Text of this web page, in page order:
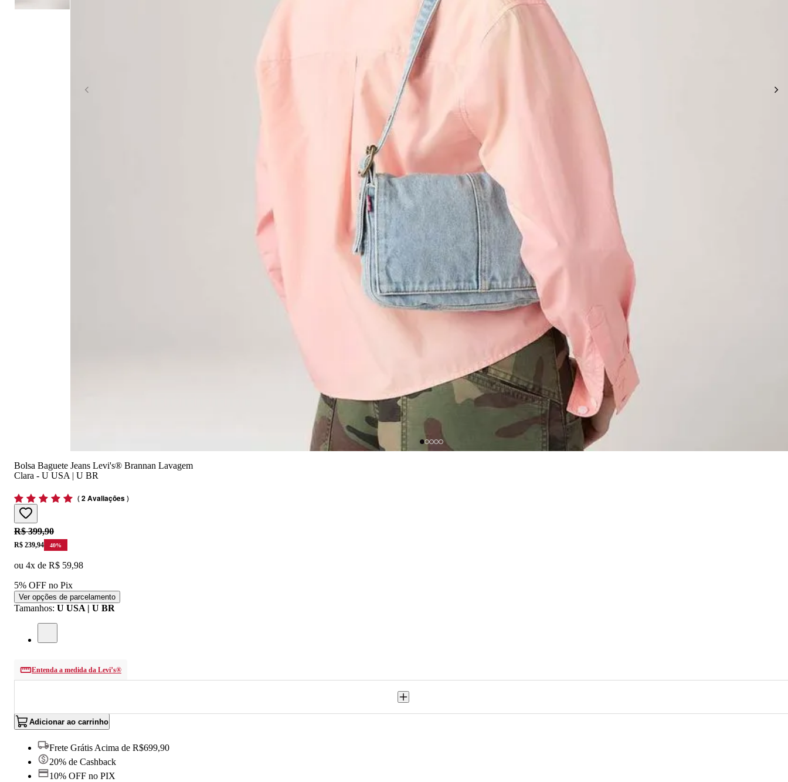
Bolsa Baguete Jeans Levi's® Brannan Lavagem
Clara - U USA | U BR
(2 Avaliações)
Original price:
R$ 399,90
Price:
R$ 239,94 40%
ou 4x de R$ 59,98
5% OFF no Pix
Ver opções de parcelamento
Tamanhos: U USA | U BR
Entenda a medida da Levi’s®
Adicionar ao carrinho
Frete Grátis Acima de R$699,90
20% de Cashback
10% OFF no PIX